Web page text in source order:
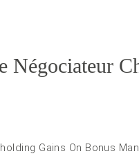
Négociateur
Gains On Bonus